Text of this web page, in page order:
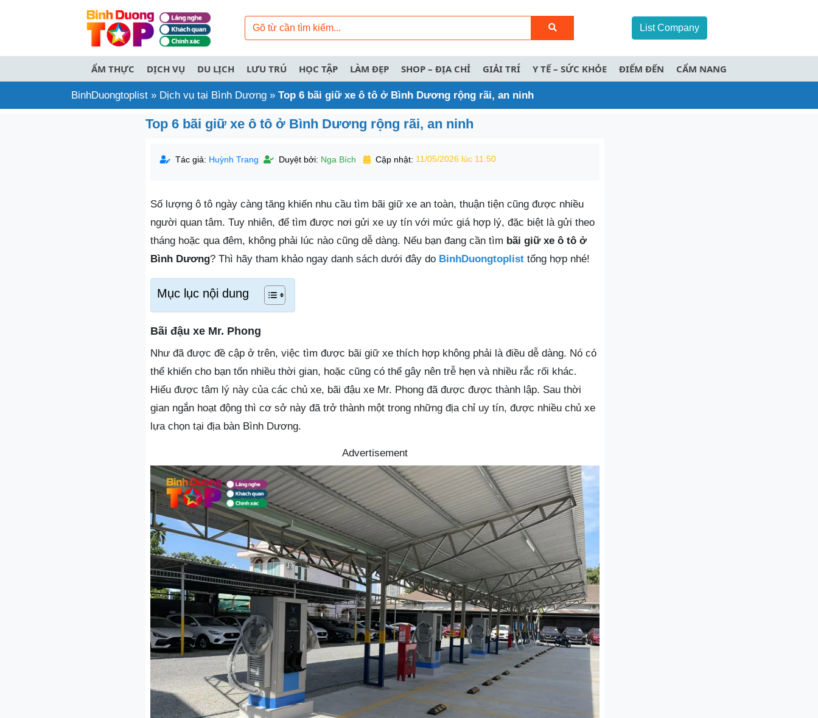
List Company
ẨM THỰC DỊCH VỤ DU LỊCH LƯU TRÚ HỌC TẬP LÀM ĐẸP SHOP – ĐỊA CHỈ GIẢI TRÍ Y TẾ – SỨC KHỎE ĐIỂM ĐẾN CẨM NANG
BinhDuongtoplist » Dịch vụ tại Bình Dương » Top 6 bãi giữ xe ô tô ở Bình Dương rộng rãi, an ninh
Top 6 bãi giữ xe ô tô ở Bình Dương rộng rãi, an ninh
Tác giả: Huỳnh Trang Duyệt bởi: Nga Bích Cập nhật: 11/05/2026 lúc 11:50
Số lượng ô tô ngày càng tăng khiến nhu cầu tìm bãi giữ xe an toàn, thuận tiện cũng được nhiều
người quan tâm. Tuy nhiên, để tìm được nơi gửi xe uy tín với mức giá hợp lý, đặc biệt là gửi theo
tháng hoặc qua đêm, không phải lúc nào cũng dễ dàng. Nếu bạn đang cần tìm bãi giữ xe ô tô ở
Bình Dương? Thì hãy tham khảo ngay danh sách dưới đây do BinhDuongtoplist tổng hợp nhé!
Mục lục nội dung
Bãi đậu xe Mr. Phong
Như đã được đề cập ở trên, việc tìm được bãi giữ xe thích hợp không phải là điều dễ dàng. Nó có
thể khiến cho bạn tốn nhiều thời gian, hoặc cũng có thể gây nên trễ hẹn và nhiều rắc rối khác.
Hiểu được tâm lý này của các chủ xe, bãi đậu xe Mr. Phong đã được được thành lập. Sau thời
gian ngắn hoạt động thì cơ sở này đã trở thành một trong những địa chỉ uy tín, được nhiều chủ xe
lựa chọn tại địa bàn Bình Dương.
Advertisement